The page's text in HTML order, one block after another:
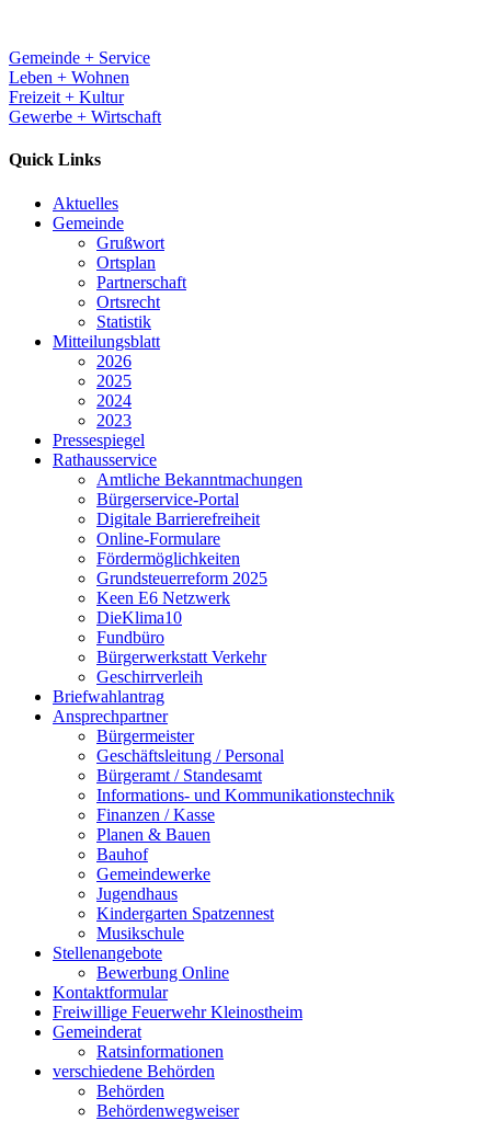
Gemeinde + Service
Leben + Wohnen
Freizeit + Kultur
Gewerbe + Wirtschaft
Quick Links
Aktuelles
Gemeinde
Grußwort
Ortsplan
Partnerschaft
Ortsrecht
Statistik
Mitteilungsblatt
2026
2025
2024
2023
Pressespiegel
Rathausservice
Amtliche Bekanntmachungen
Bürgerservice-Portal
Digitale Barrierefreiheit
Online-Formulare
Fördermöglichkeiten
Grundsteuerreform 2025
Keen E6 Netzwerk
DieKlima10
Fundbüro
Bürgerwerkstatt Verkehr
Geschirrverleih
Briefwahlantrag
Ansprechpartner
Bürgermeister
Geschäftsleitung / Personal
Bürgeramt / Standesamt
Informations- und Kommunikationstechnik
Finanzen / Kasse
Planen & Bauen
Bauhof
Gemeindewerke
Jugendhaus
Kindergarten Spatzennest
Musikschule
Stellenangebote
Bewerbung Online
Kontaktformular
Freiwillige Feuerwehr Kleinostheim
Gemeinderat
Ratsinformationen
verschiedene Behörden
Behörden
Behördenwegweiser